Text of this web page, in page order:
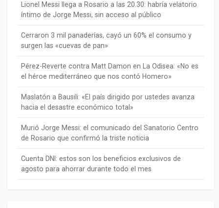
Lionel Messi llega a Rosario a las 20.30: habría velatorio
íntimo de Jorge Messi, sin acceso al público
Cerraron 3 mil panaderías, cayó un 60% el consumo y
surgen las «cuevas de pan»
Pérez-Reverte contra Matt Damon en La Odisea: «No es
el héroe mediterráneo que nos contó Homero»
Maslatón a Bausili: «El país dirigido por ustedes avanza
hacia el desastre económico total»
Murió Jorge Messi: el comunicado del Sanatorio Centro
de Rosario que confirmó la triste noticia
Cuenta DNI: estos son los beneficios exclusivos de
agosto para ahorrar durante todo el mes